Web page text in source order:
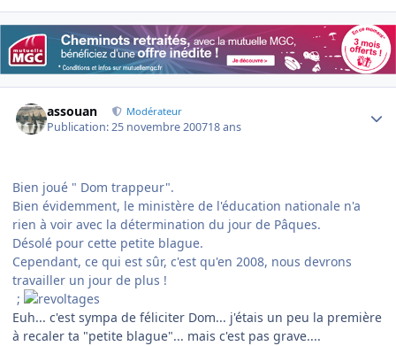
assouan Modérateur
Publication:25 novembre 200718 ans
Bien joué " Dom trappeur".
Bien évidemment, le ministère de l'éducation nationale n'a
rien à voir avec la détermination du jour de Pâques.
Désolé pour cette petite blague.
Cependant, ce qui est sûr, c'est qu'en 2008, nous devrons
travailler un jour de plus !
;
Euh... c'est sympa de féliciter Dom... j'étais un peu la première
à recaler ta "petite blague"... mais c'est pas grave....